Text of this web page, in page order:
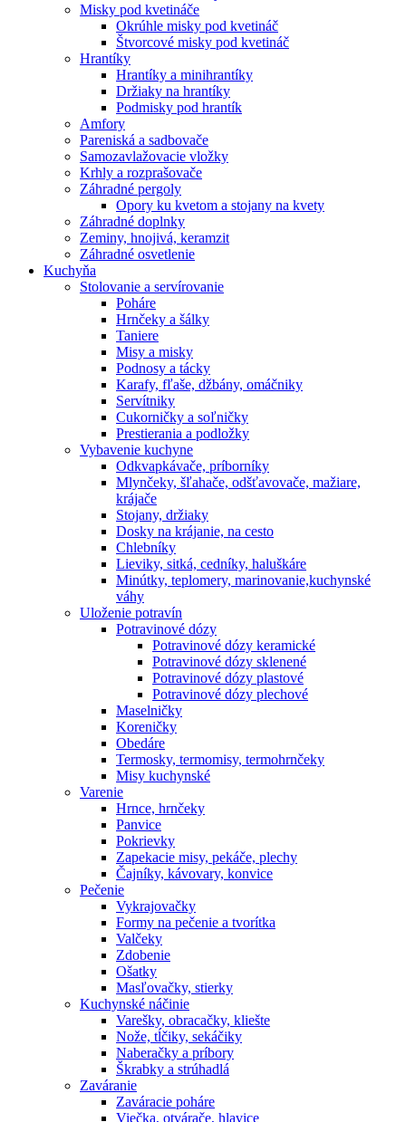
Misky pod kvetináče
Okrúhle misky pod kvetináč
Štvorcové misky pod kvetináč
Hrantíky
Hrantíky a minihrantíky
Držiaky na hrantíky
Podmisky pod hrantík
Amfory
Pareniská a sadbovače
Samozavlažovacie vložky
Krhly a rozprašovače
Záhradné pergoly
Opory ku kvetom a stojany na kvety
Záhradné doplnky
Zeminy, hnojivá, keramzit
Záhradné osvetlenie
Kuchyňa
Stolovanie a servírovanie
Poháre
Hrnčeky a šálky
Taniere
Misy a misky
Podnosy a tácky
Karafy, fľaše, džbány, omáčniky
Servítniky
Cukorničky a soľničky
Prestierania a podložky
Vybavenie kuchyne
Odkvapkávače, príborníky
Mlynčeky, šľahače, odšťavovače, mažiare,
krájače
Stojany, držiaky
Dosky na krájanie, na cesto
Chlebníky
Lieviky, sitká, cedníky, haluškáre
Minútky, teplomery, marinovanie,kuchynské
váhy
Uloženie potravín
Potravinové dózy
Potravinové dózy keramické
Potravinové dózy sklenené
Potravinové dózy plastové
Potravinové dózy plechové
Maselničky
Koreničky
Obedáre
Termosky, termomisy, termohrnčeky
Misy kuchynské
Varenie
Hrnce, hrnčeky
Panvice
Pokrievky
Zapekacie misy, pekáče, plechy
Čajníky, kávovary, konvice
Pečenie
Vykrajovačky
Formy na pečenie a tvorítka
Valčeky
Zdobenie
Ošatky
Masľovačky, stierky
Kuchynské náčinie
Varešky, obracačky, kliešte
Nože, tĺčiky, sekáčiky
Naberačky a príbory
Škrabky a strúhadlá
Zaváranie
Zaváracie poháre
Viečka, otvárače, hlavice